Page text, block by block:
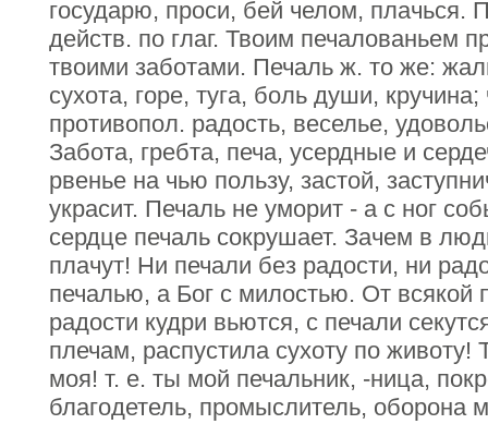
государю, проси, бей челом, плачься.
действ. по глаг. Твоим печалованьем
твоими заботами. Печаль ж. то же:
сухота, горе, туга, боль души,
противопол. радость, веселье,
Забота, гребта, печа, усердные и
рвенье на чью пользу, застой,
украсит. Печаль не уморит - а с ног
сердце печаль сокрушает. Зачем в
плачут! Ни печали без радости, ни
печалью, а Бог с милостью. От всякой
радости кудри вьются, с печали
плечам, распустила сухоту по
моя! т. е. ты мой печальник, -ница,
благодетель, промыслитель, оборона